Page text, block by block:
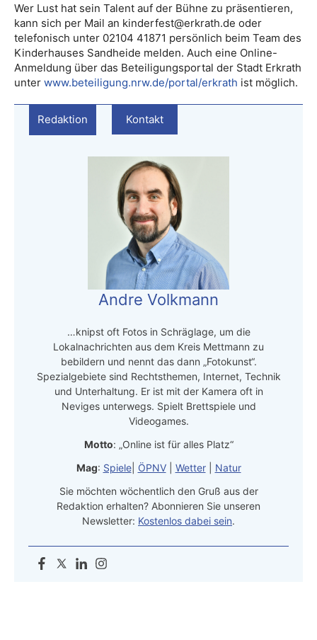
Wer Lust hat sein Talent auf der Bühne zu präsentieren,
kann sich per Mail an kinderfest@erkrath.de oder
telefonisch unter 02104 41871 persönlich beim Team des
Kinderhauses Sandheide melden. Auch eine Online-
Anmeldung über das Beteiligungsportal der Stadt Erkrath
unter www.beteiligung.nrw.de/portal/erkrath ist möglich.
Redaktion Kontakt
Andre Volkmann
…knipst oft Fotos in Schräglage, um die
Lokalnachrichten aus dem Kreis Mettmann zu
bebildern und nennt das dann „Fotokunst“.
Spezialgebiete sind Rechtsthemen, Internet, Technik
und Unterhaltung. Er ist mit der Kamera oft in
Neviges unterwegs. Spielt Brettspiele und
Videogames.
Motto: „Online ist für alles Platz“
Mag: Spiele| ÖPNV| Wetter| Natur
Sie möchten wöchentlich den Gruß aus der
Redaktion erhalten? Abonnieren Sie unseren
Newsletter: Kostenlos dabei sein.